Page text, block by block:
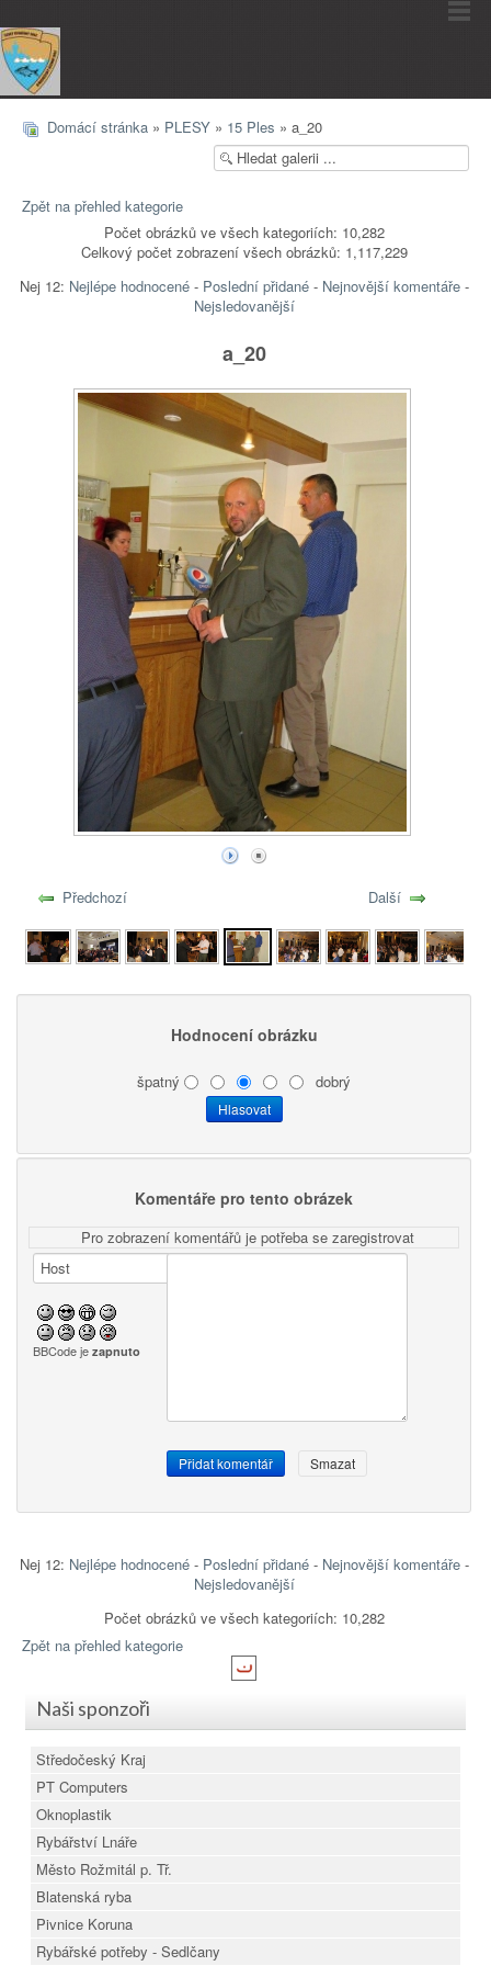
Domácí stránka » PLESY » 15 Ples » a_20
Zpět na přehled kategorie
Počet obrázků ve všech kategoriích: 10,282
Celkový počet zobrazení všech obrázků: 1,117,229
Nej 12: Nejlépe hodnocené- Poslední přidané- Nejnovější komentáře-
Nejsledovanější
a_20
Předchozí Další
Hodnocení obrázku
špatný dobrý
Komentáře pro tento obrázek
Pro zobrazení komentářů je potřeba se zaregistrovat
BBCode je zapnuto
Nej 12: Nejlépe hodnocené- Poslední přidané- Nejnovější komentáře-
Nejsledovanější
Počet obrázků ve všech kategoriích: 10,282
Zpět na přehled kategorie
Naši sponzoři
Středočeský Kraj
PT Computers
Oknoplastik
Rybářství Lnáře
Město Rožmitál p. Tř.
Blatenská ryba
Pivnice Koruna
Rybářské potřeby - Sedlčany